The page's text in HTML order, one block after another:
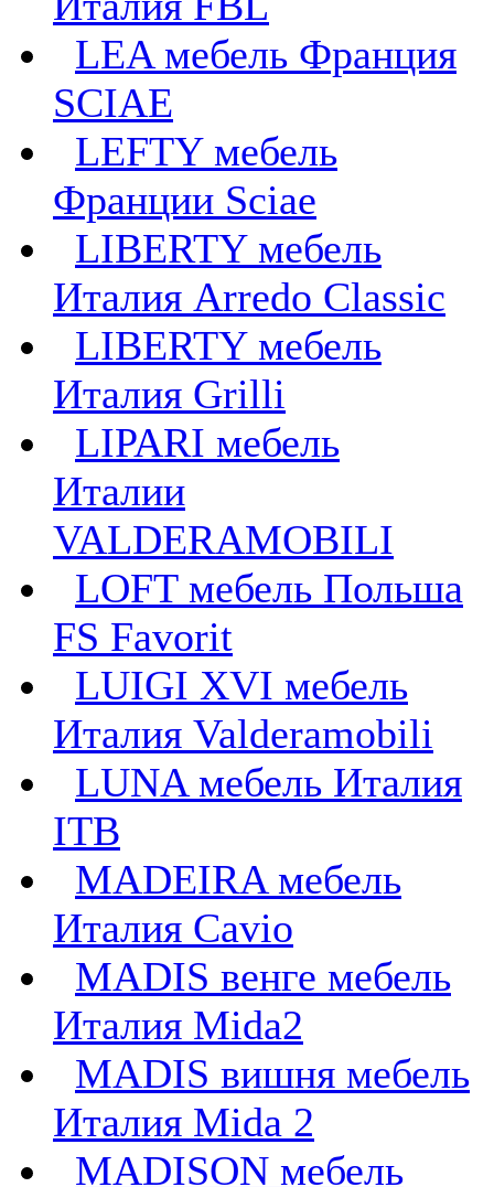
LEA мебель Франция
SCIAE
LEFTY мебель
Франции Sciae
LIBERTY мебель
Италия Arredo Classic
LIBERTY мебель
Италия Grilli
LIPARI мебель
Италии
VALDERAMOBILI
LOFT мебель Польша
FS Favorit
LUIGI XVI мебель
Италия Valderamobili
LUNA мебель Италия
ITB
MADEIRA мебель
Италия Cavio
MADIS венге мебель
Италия Mida2
MADIS вишня мебель
Италия Mida 2
MADISON мебель